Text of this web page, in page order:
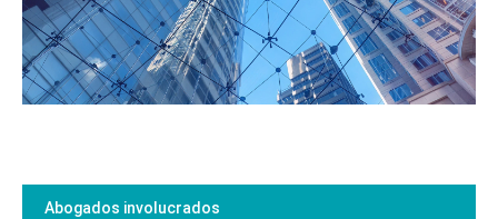
Abogados involucrados